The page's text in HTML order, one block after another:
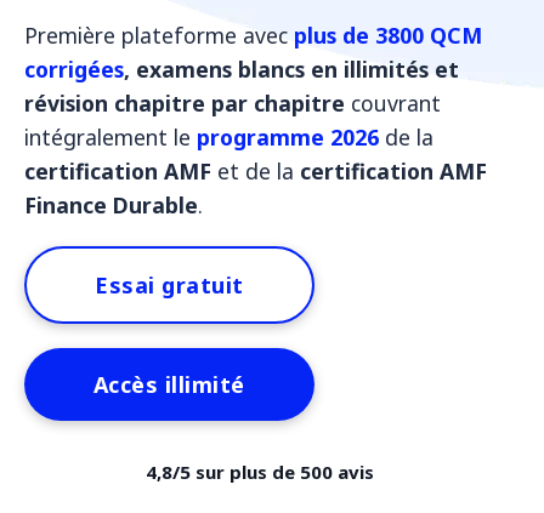
Première plateforme avec plus de 3800 QCM
corrigées, examens blancs en illimités et
révision chapitre par chapitre couvrant
intégralement le programme 2026 de la
certification AMF et de la certification AMF
Finance Durable.
Essai gratuit
Accès illimité
4,8/5 sur plus de 500 avis